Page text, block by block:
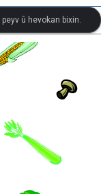
û hevokan bixin.